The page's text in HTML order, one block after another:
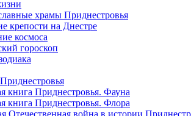
храмы Приднестровья
крепости на Днестре
космоса
гороскоп
книга Приднестровья. Фауна
книга Приднестровья. Флора
Отечественная война в истории